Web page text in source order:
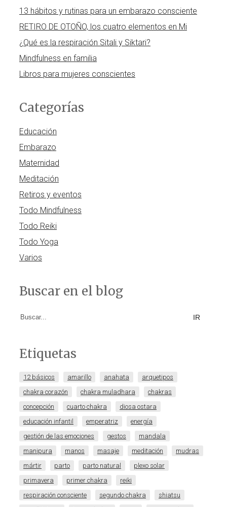
13 hábitos y rutinas para un embarazo consciente
RETIRO DE OTOÑO, los cuatro elementos en Mi
¿Qué es la respiración Sitali y Siktari?
Mindfulness en familia
Libros para mujeres conscientes
Categorías
Educación
Embarazo
Maternidad
Meditación
Retiros y eventos
Todo Mindfulness
Todo Reiki
Todo Yoga
Varios
Buscar en el blog
for:
Etiquetas
12 básicos amarillo anahata
arquetipos
chakra corazón
chakra muladhara
chakras
concepción
cuarto chakra
diosa ostara
educación infantil
emperatriz
energía
gestión de las emociones
gestos
mandala
manipura
manos masaje meditación
mudras
mártir
parto parto natural
plexo solar
primavera
primer chakra
reiki
respiración consciente
segundo chakra
shiatsu